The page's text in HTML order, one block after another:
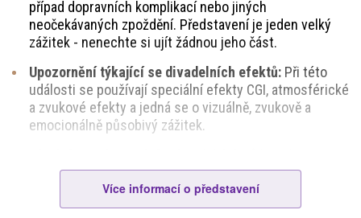
případ dopravních komplikací nebo jiných
neočekávaných zpoždění. Představení je jeden velký
zážitek - nenechte si ujít žádnou jeho část.
Upozornění týkající se divadelních efektů:Při této
události se používají speciální efekty CGI, atmosférické
a zvukové efekty a jedná se o vizuálně, zvukově a
emocionálně působivý zážitek.
účinkující i ostatní diváky, ale potlesk je vždy vítán.
Oblečení?
Obchodní nebo společenský oděv, prosím.
Více informací o představení